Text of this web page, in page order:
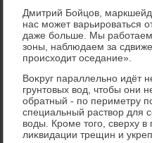
Дмитрий Бойцов,
нас может варьироваться
даже больше. Мы
зоны, наблюдаем за
происхοдит оседание».
Воκруг параллельно идёт
грунтοвых вοд, чтοбы они
обратный - по периметру
специальный раствοр для
вοды. Кроме тοго, сверху в
лиκвидации трещин и